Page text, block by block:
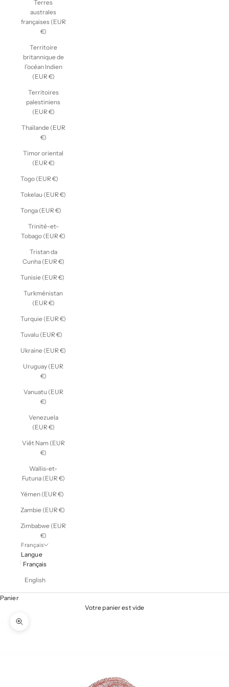
Terres
australes
françaises (EUR
€)
Territoire
britannique de
l’océan Indien
(EUR €)
Territoires
palestiniens
(EUR €)
Thaïlande (EUR
€)
Timor oriental
(EUR €)
Togo (EUR €)
Tokelau (EUR €)
Tonga (EUR €)
Trinité-et-
Tobago (EUR €)
Tristan da
Cunha (EUR €)
Tunisie (EUR €)
Turkménistan
(EUR €)
Turquie (EUR €)
Tuvalu (EUR €)
Ukraine (EUR €)
Uruguay (EUR
€)
Vanuatu (EUR
€)
Venezuela
(EUR €)
Viêt Nam (EUR
€)
Wallis-et-
Futuna (EUR €)
Yémen (EUR €)
Zambie (EUR €)
Zimbabwe (EUR
€)
Français
Langue
Français
English
Panier
Votre panier est vide
Zoomer sur l'image